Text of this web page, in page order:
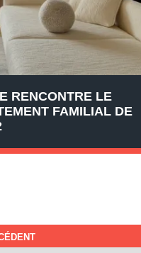
RENCONTRE LE
FAMILIAL DE